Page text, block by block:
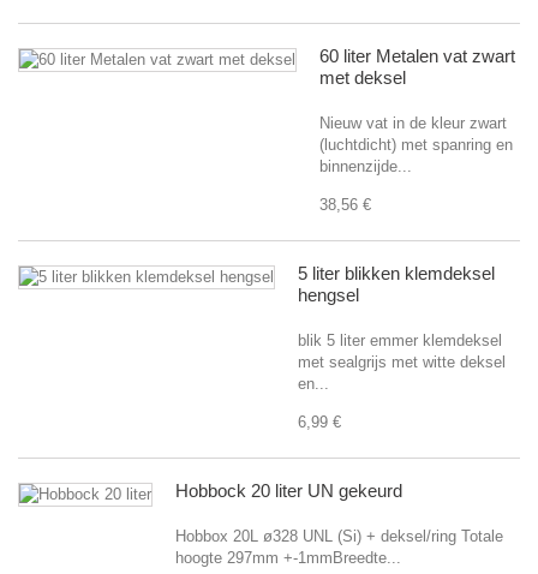
60 liter Metalen vat zwart
met deksel
Nieuw vat in de kleur zwart
(luchtdicht) met spanring en
binnenzijde...
38,56 €
5 liter blikken klemdeksel
hengsel
blik 5 liter emmer klemdeksel
met sealgrijs met witte deksel
en...
6,99 €
Hobbock 20 liter UN gekeurd
Hobbox 20L ø328 UNL (Si) + deksel/ring Totale
hoogte 297mm +-1mmBreedte...